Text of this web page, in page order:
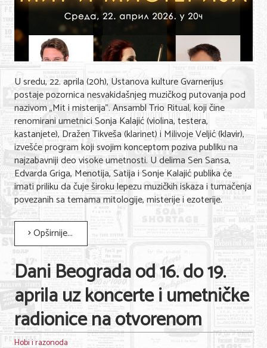
U sredu, 22. aprila (20h), Ustanova kulture Gvarnerijus
postaje pozornica nesvakidašnjeg muzičkog putovanja pod
nazivom „Mit i misterija”. Ansambl Trio Ritual, koji čine
renomirani umetnici Sonja Kalajić (violina, testera,
kastanjete), Dražen Tikveša (klarinet) i Milivoje Veljić (klavir),
izvešće program koji svojim konceptom poziva publiku na
najzabavniji deo visoke umetnosti. U delima Sen Sansa,
Edvarda Griga, Menotija, Satija i Sonje Kalajić publika će
imati priliku da čuje široku lepezu muzičkih iskaza i tumačenja
povezanih sa temama mitologije, misterije i ezoterije.
Opširnije...
Dani Beograda od 16. do 19.
aprila uz koncerte i umetničke
radionice na otvorenom
Hobi i razonoda